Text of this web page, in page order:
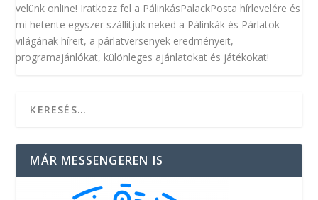
velünk online! Iratkozz fel a PálinkásPalackPosta hírlevelére és
mi hetente egyszer szállítjuk neked a Pálinkák és Párlatok
világának híreit, a párlatversenyek eredményeit,
programajánlókat, különleges ajánlatokat és játékokat!
MÁR MESSENGEREN IS